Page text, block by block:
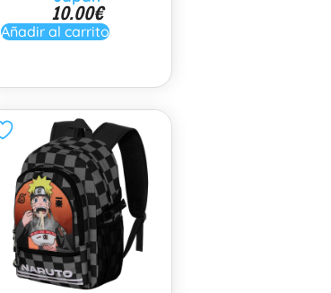
10.00€
Añadir al carrito